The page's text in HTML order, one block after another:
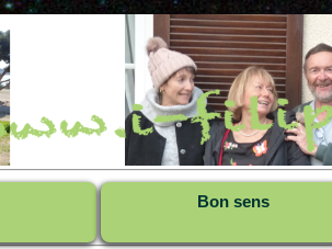
Bon sens